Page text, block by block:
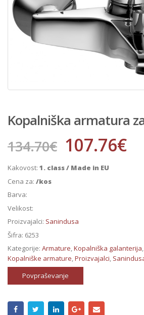
Kopalniška armatura
134.70€ 107.76€
Kakovost: 1. class / Made in EU
Cena za: /kos
Barva:
Velikost:
Proizvajalci: Sanindusa
Šifra: 6253
Kategorije: Armature,Kopalniška galanterija,
Kopalniške armature,Proizvajalci,
Povpraševanje